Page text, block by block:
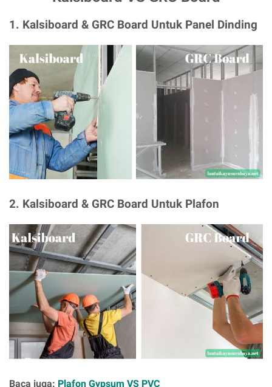
1. Kalsiboard & GRC Board Untuk Panel Dinding
2. Kalsiboard & GRC Board Untuk Plafon
Baca juga: Plafon Gypsum VS PVC